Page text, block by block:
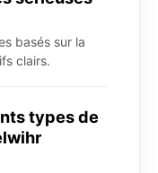
basés sur la
clairs.
types de